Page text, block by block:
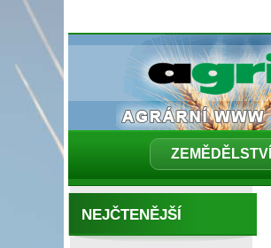
ZEMĚDĚLSTVÍ
NEJČTENĚJŠÍ